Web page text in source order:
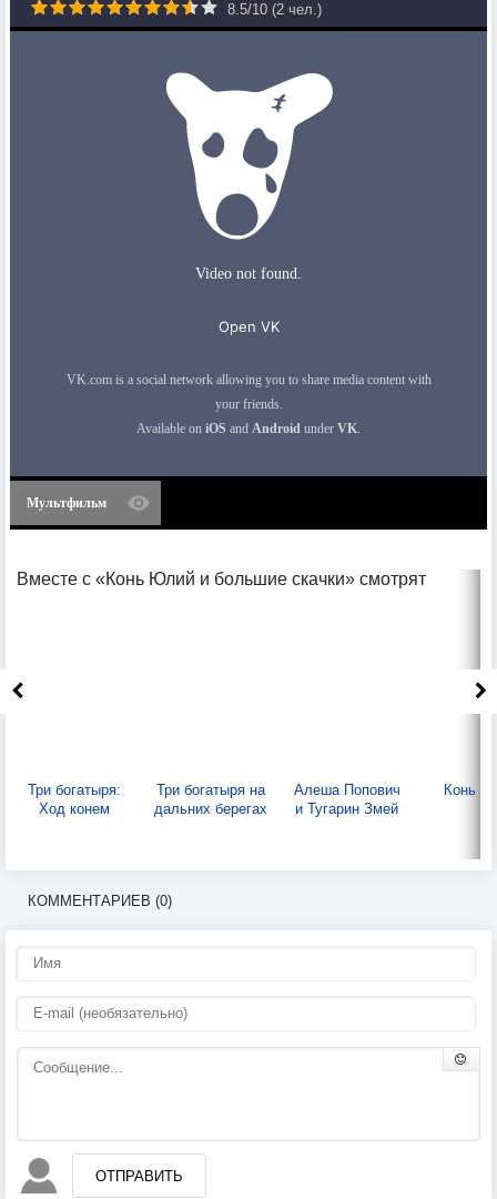
8.5/10 (2 чел.)
Мультфильм
Вместе с «Конь Юлий и большие скачки» смотрят
Три богатыря:
Ход конем
Три богатыря на
дальних берегах
Алеша Попович
и Тугарин Змей
Конь
КОММЕНТАРИЕВ (0)
ОТПРАВИТЬ